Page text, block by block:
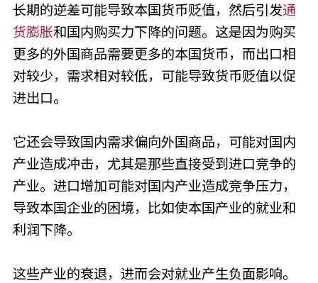
长期的逆差可能导致本国货币贬值，然后引发通
货膨胀和国内购买力下降的问题。这是因为购买
更多的外国商品需要更多的本国货币，而出口相
对较少，需求相对较低，可能导致货币贬值以促
进出口。
它还会导致国内需求偏向外国商品，可能对国内
产业造成冲击，尤其是那些直接受到进口竞争的
产业。进口增加可能对国内产业造成竞争压力，
导致本国企业的困境，比如使本国产业的就业和
利润下降。
这些产业的衰退，进而会对就业产生负面影响。